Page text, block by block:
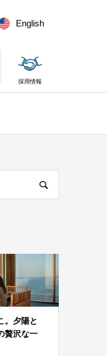
English
採用情報
。夕陽と
贅沢な一